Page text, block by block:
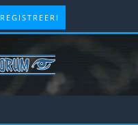
REGISTREERI